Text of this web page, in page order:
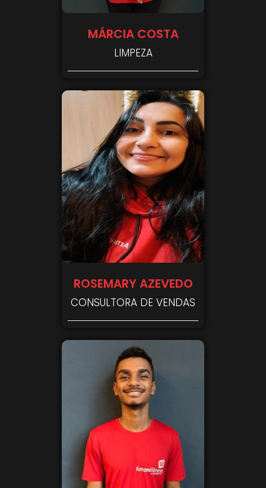
MÁRCIA COSTA
LIMPEZA
ROSEMARY AZEVEDO
CONSULTORA DE VENDAS